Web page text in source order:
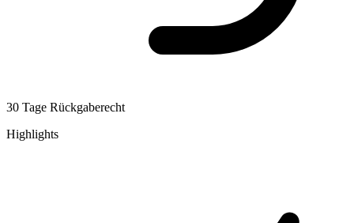
30 Tage Rückgaberecht
Highlights